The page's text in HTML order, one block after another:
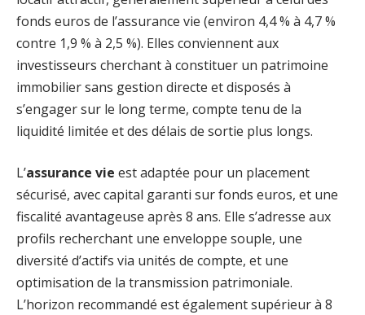
fonds euros de l’assurance vie (environ 4,4 % à 4,7 %
contre 1,9 % à 2,5 %). Elles conviennent aux
investisseurs cherchant à constituer un patrimoine
immobilier sans gestion directe et disposés à
s’engager sur le long terme, compte tenu de la
liquidité limitée et des délais de sortie plus longs.
L’assurance vie est adaptée pour un placement
sécurisé, avec capital garanti sur fonds euros, et une
fiscalité avantageuse après 8 ans. Elle s’adresse aux
profils recherchant une enveloppe souple, une
diversité d’actifs via unités de compte, et une
optimisation de la transmission patrimoniale.
L’horizon recommandé est également supérieur à 8